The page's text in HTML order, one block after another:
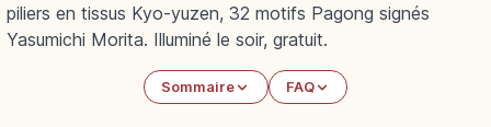
piliers en tissus Kyo-yuzen, 32 motifs Pagong signés
Yasumichi Morita. Illuminé le soir, gratuit.
Sommaire FAQ